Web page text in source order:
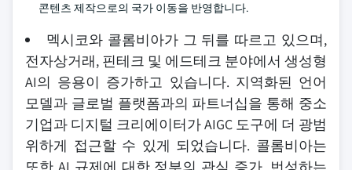
콘텐츠 제작으로의 국가 이동을 반영합니다.
멕시코와 콜롬비아가 그 뒤를 따르고 있으며,
전자상거래, 핀테크 및 에드테크 분야에서 생성형
AI의 응용이 증가하고 있습니다. 지역화된 언어
모델과 글로벌 플랫폼과의 파트너십을 통해 중소
기업과 디지털 크리에이터가 AIGC 도구에 더 광범
위하게 접근할 수 있게 되었습니다. 콜롬비아는